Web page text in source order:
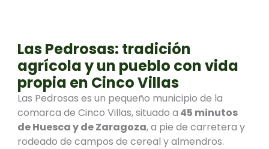
Las Pedrosas: tradición
agrícola y un pueblo con vida
propia en Cinco Villas
Las Pedrosas es un pequeño municipio de la
comarca de Cinco Villas, situado a 45 minutos
de Huesca y de Zaragoza, a pie de carretera y
rodeado de campos de cereal y almendros.